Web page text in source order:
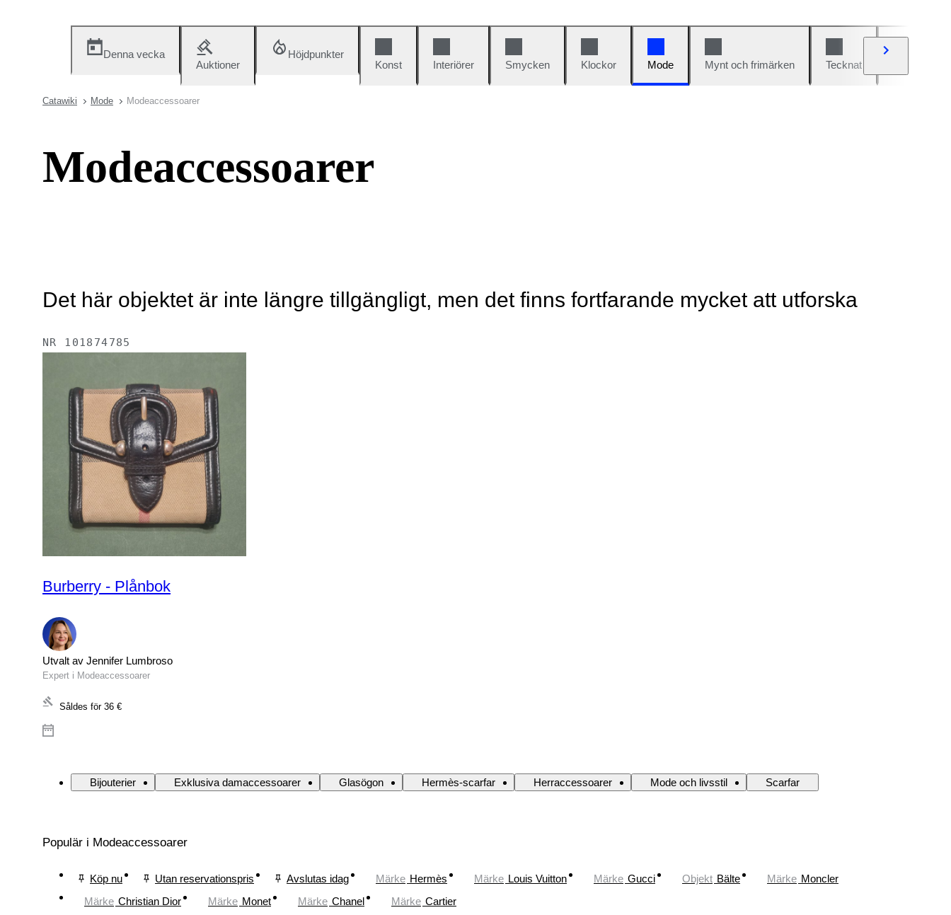
Denna vecka
Auktioner
Höjdpunkter
Konst
Interiörer Smycken Klockor Mode Mynt och frimärken Tecknat
Catawiki Mode Modeaccessoarer
Modeaccessoarer
Det här objektet är inte längre tillgängligt, men det finns fortfarande mycket att utforska
NR 101874785
Burberry - Plånbok
Utvalt av Jennifer Lumbroso
Expert i Modeaccessoarer
Såldes för 36 €
Bijouterier Exklusiva damaccessoarer Glasögon Hermès-scarfar Herraccessoarer Mode och livsstil Scarfar
Populär i Modeaccessoarer
Köp nu Utan reservationspris Avslutas idag Märke Hermès Märke Louis Vuitton Märke Gucci Objekt Bälte Märke Moncler
Märke Christian Dior Märke Monet Märke Chanel Märke Cartier